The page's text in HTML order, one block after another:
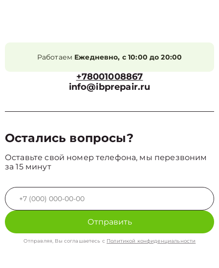
Работаем Ежедневно, с 10:00 до 20:00
+78001008867
info@ibprepair.ru
Остались вопросы?
Оставьте свой номер телефона, мы перезвоним
за 15 минут
Отправить
Отправляя, Вы соглашаетесь с Политикой конфиденциальности